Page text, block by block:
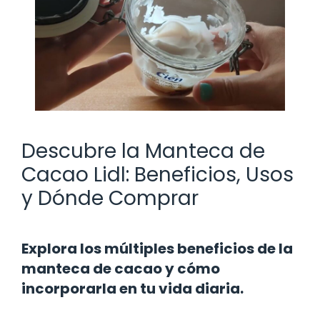
Descubre la Manteca de
Cacao Lidl: Beneficios, Usos
y Dónde Comprar
Explora los múltiples beneficios de la
manteca de cacao y cómo
incorporarla en tu vida diaria.